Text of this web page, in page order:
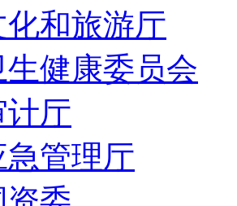
化和旅游厅
生健康委员会
计厅
急管理厅